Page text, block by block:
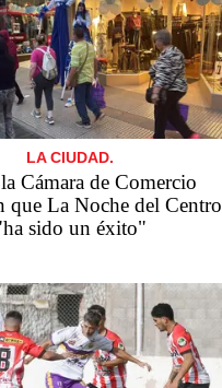
LA CIUDAD.
Cámara de Comercio
que La Noche del Centro
sido un éxito"